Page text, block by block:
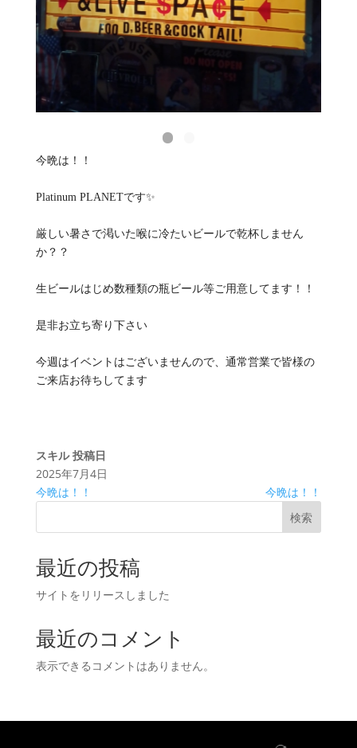
今晩は！！
Platinum PLANETです✨
厳しい暑さで渇いた喉に冷たいビールで乾杯しません
か？？
生ビールはじめ数種類の瓶ビール等ご用意してます！！
是非お立ち寄り下さい
今週はイベントはございませんので、通常営業で皆様の
ご来店お待ちしてます
スキル 投稿日
2025年7月4日
今晩は！！
今晩は！！
検索
最近の投稿
サイトをリリースしました
最近のコメント
表示できるコメントはありません。